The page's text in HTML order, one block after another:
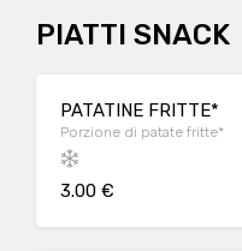
PIATTI SNACK
PATATINE FRITTE*
Porzione di patate fritte*
3.00 €